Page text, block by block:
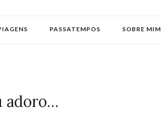
PASSATEMPOS SOBRE MIM
adoro…